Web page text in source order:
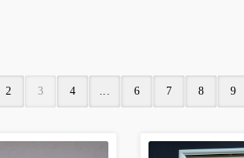
2 3 4 6 7 8 9